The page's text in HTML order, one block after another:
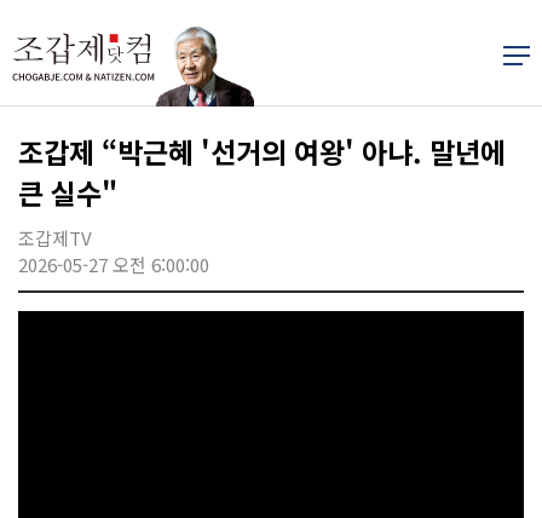
조갑제 “박근혜 '선거의 여왕' 아냐. 말년에
큰 실수"
조갑제TV
2026-05-27 오전 6:00:00